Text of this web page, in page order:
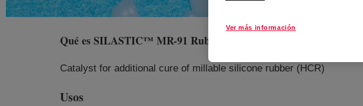
Qué esSILASTIC™ MR-91 Rubber Additive
Catalyst for additional cure of millable silicone rubber (HCR)
Usos
Ver más información